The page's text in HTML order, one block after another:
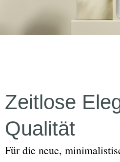
Zeitlose
Qualität
Für die neue,